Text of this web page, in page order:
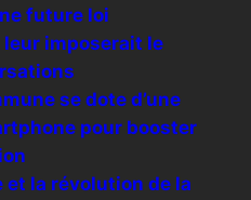
future loi
imposerait le
se dote d’une
pour booster
et la révolution de la